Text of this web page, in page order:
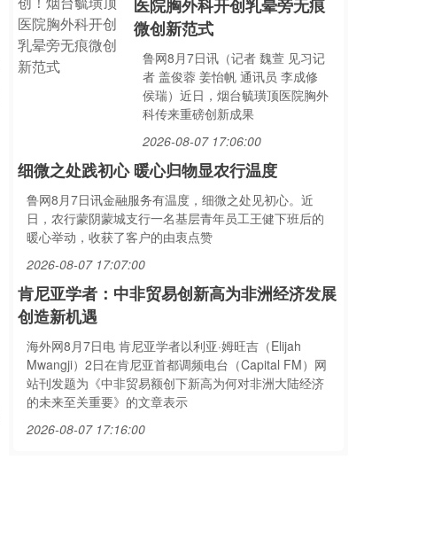
医院胸外科开创乳晕旁无痕
微创新范式
鲁网8月7日讯（记者 魏萱 见习记
者 盖俊蓉 姜怡帆 通讯员 李成修
侯瑞）近日，烟台毓璜顶医院胸外
科传来重磅创新成果
2026-08-07 17:06:00
细微之处践初心 暖心归物显农行温度
鲁网8月7日讯金融服务有温度，细微之处见初心。近
日，农行蒙阴蒙城支行一名基层青年员工王健下班后的
暖心举动，收获了客户的由衷点赞
2026-08-07 17:07:00
肯尼亚学者：中非贸易创新高为非洲经济发展
创造新机遇
海外网8月7日电 肯尼亚学者以利亚·姆旺吉（Elijah
Mwangji）2日在肯尼亚首都调频电台（Capital FM）网
站刊发题为《中非贸易额创下新高为何对非洲大陆经济
的未来至关重要》的文章表示
2026-08-07 17:16:00